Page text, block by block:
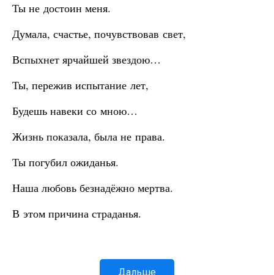
Ты не достоин меня.
Думала, счастье, почувствовав свет,
Вспыхнет ярчайшей звездою…
Ты, пережив испытание лет,
Будешь навеки со мною…
Жизнь показала, была не права.
Ты погубил ожиданья.
Наша любовь безнадёжно мертва.
В этом причина страданья.
Дальше